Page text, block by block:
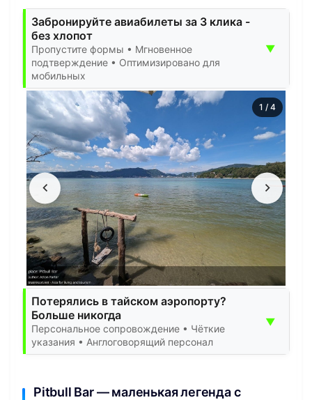
Забронируйте авиабилеты за 3 клика -
без хлопот
Пропустите формы • Мгновенное
подтверждение • Оптимизировано для
мобильных
▼
1 / 4
Потерялись в тайском аэропорту?
Больше никогда
Персональное сопровождение • Чёткие
указания • Англоговорящий персонал
▼
Pitbull Bar — маленькая легенда с